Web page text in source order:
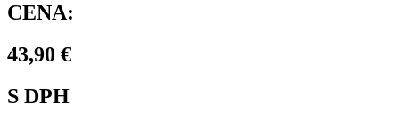
CENA:
43,90 €
S DPH